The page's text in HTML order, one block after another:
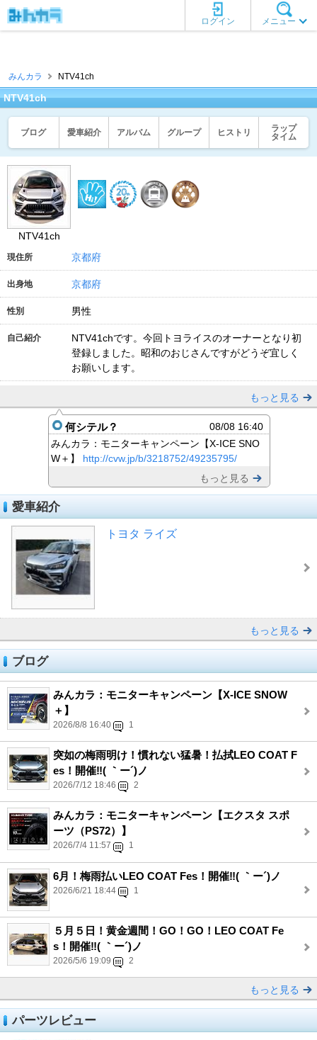
メニュー
ログイン
みんカラ NTV41ch
NTV41ch
ブログ 愛車紹介 アルバム グループ ヒストリ
ラップ
タイム
NTV41ch
現住所 京都府
出身地 京都府
性別 男性
自己紹介
NTV41chです。今回トヨライスのオーナーとなり初
登録しました。昭和のおじさんですがどうぞ宜しく
お願いします。
もっと見る
何シテル？
08/08 16:40
みんカラ：モニターキャンペーン【X-ICE SNO
W＋】 http://cvw.jp/b/3218752/49235795/
もっと見る
愛車紹介
トヨタ ライズ
もっと見る
ブログ
みんカラ：モニターキャンペーン【X-ICE SNOW
＋】
2026/8/8 16:40 1
突如の梅雨明け！慣れない猛暑！払拭LEO COAT F
es！開催‼( ｀ー´)ノ
2026/7/12 18:46 2
みんカラ：モニターキャンペーン【エクスタ スポ
ーツ（PS72）】
2026/7/4 11:57 1
6月！梅雨払いLEO COAT Fes！開催‼( ｀ー´)ノ
2026/6/21 18:44 1
５月５日！黄金週間！GO！GO！LEO COAT Fe
s！開催‼( ｀ー´)ノ
2026/5/6 19:09 2
もっと見る
パーツレビュー